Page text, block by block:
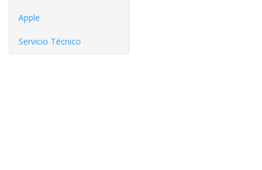
Apple
Servicio Técnico